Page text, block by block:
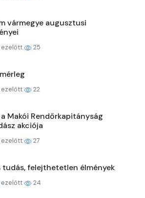
vármegye augusztusi
ezelőtt 25
ezelőtt 22
Makói Rendőrkapitányság
akciója
ezelőtt 27
tudás, felejthetetlen élmények
ezelőtt 24